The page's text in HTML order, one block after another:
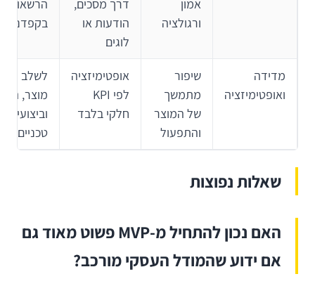
אמון
ורגולציה
דרך מסכים,
הודעות או
לוגים
הרשאות
בקפדנות
מדידה
ואופטימיזציה
שיפור
מתמשך
של המוצר
והתפעול
אופטימיזציה
לפי KPI
חלקי בלבד
לשלב
מוצר,
וביצועים
טכניים
שאלות נפוצות
האם נכון להתחיל מ-MVP פשוט מאוד גם
אם ידוע שהמודל העסקי מורכב?